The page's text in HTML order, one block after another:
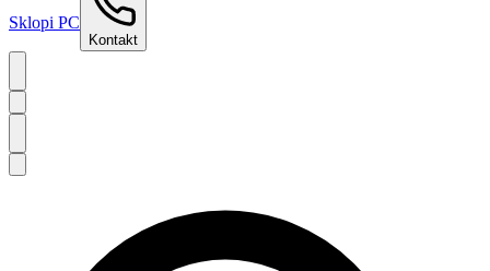
Sklopi PC
Kontakt